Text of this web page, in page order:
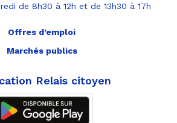
de 8h30 à 12h et de 13h30 à 17h
Offres d’emploi
Marchés publics
Relais citoyen